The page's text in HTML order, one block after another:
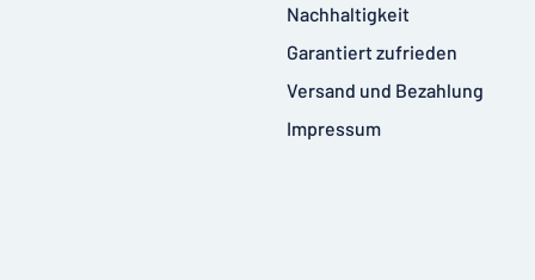
Nachhaltigkeit
Garantiert zufrieden
Versand und Bezahlung
Impressum